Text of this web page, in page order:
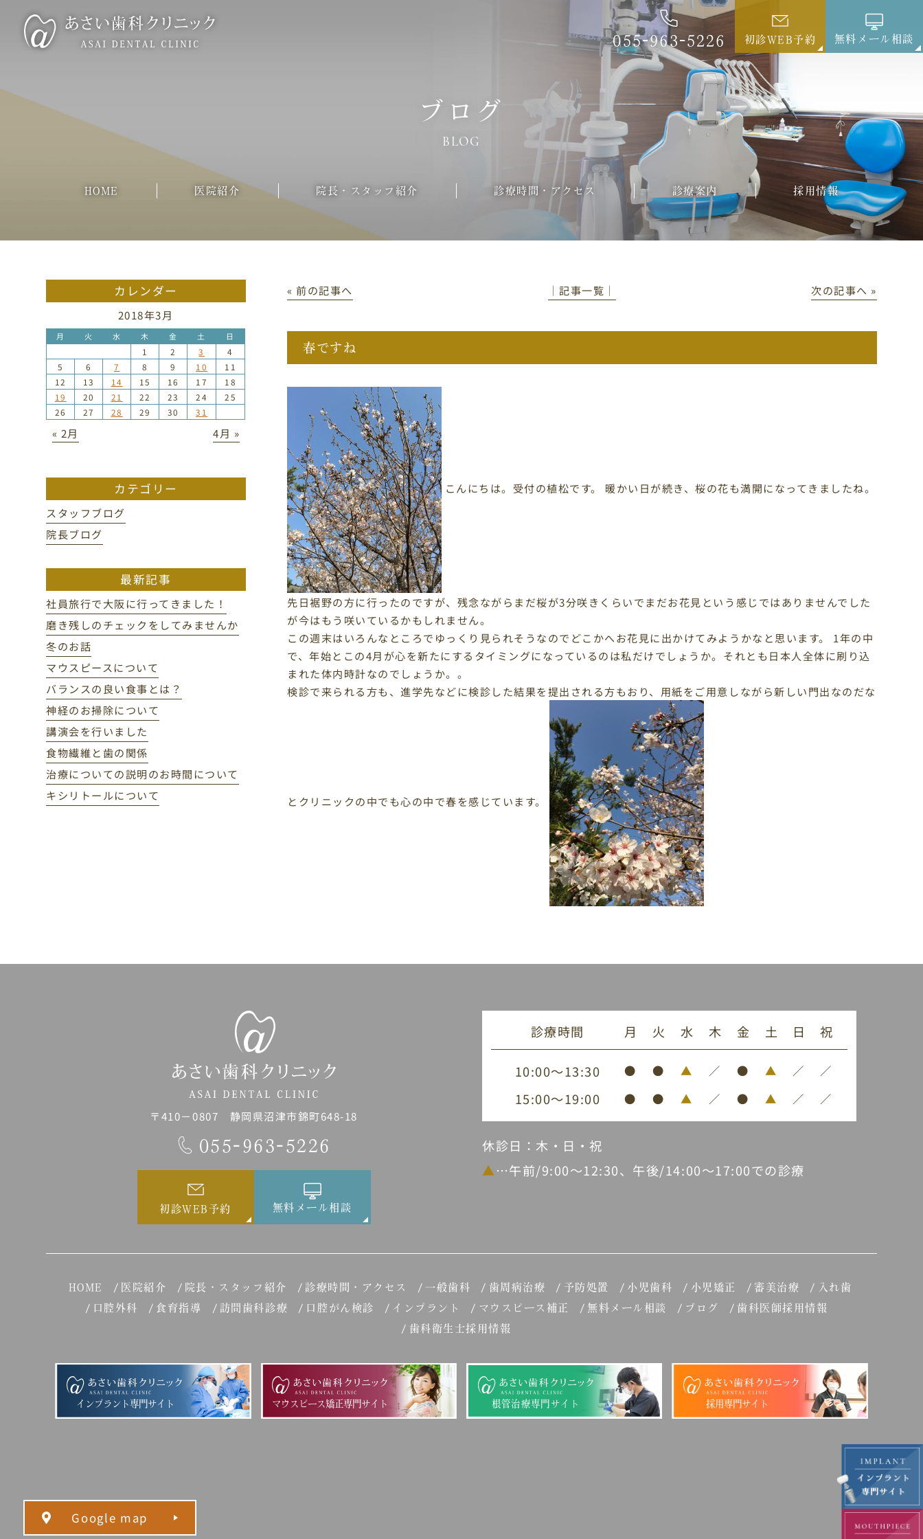
055-963-5226 初診WEB予約 無料メール相談
ブログ
BLOG
HOME 医院紹介 院長・スタッフ紹介 診療時間・アクセス 診療案内 採用情報
« 前の記事へ │記事一覧│ 次の記事へ »
春ですね
こんにちは。受付の植松です。 暖かい日が続き、桜の花も満開になってきましたね。
先日裾野の方に行ったのですが、残念ながらまだ桜が3分咲きくらいでまだお花見という感じではありませんでした
が今はもう咲いているかもしれません。
この週末はいろんなところでゆっくり見られそうなのでどこかへお花見に出かけてみようかなと思います。 1年の中
で、年始とこの4月が心を新たにするタイミングになっているのは私だけでしょうか。それとも日本人全体に刷り込
まれた体内時計なのでしょうか。。
検診で来られる方も、進学先などに検診した結果を提出される方もおり、用紙をご用意しながら新しい門出なのだな
とクリニックの中でも心の中で春を感じています。
カレンダー
2018年3月
月 火 水 木 金 土 日
1 2 3
4
5
6 7 8 9 10
11
12
13 14 15 16 17
18
19
20 21 22 23 24
25
26
27 28 29 30 31
« 2月 4月 »
カテゴリー
スタッフブログ
院長ブログ
最新記事
社員旅行で大阪に行ってきました！
磨き残しのチェックをしてみませんか
冬のお話
マウスピースについて
バランスの良い食事とは？
神経のお掃除について
講演会を行いました
食物繊維と歯の関係
治療についての説明のお時間について
キシリトールについて
〒410－0807 静岡県沼津市錦町648-18
055-963-5226
初診WEB予約 無料メール相談
診療時間 月 火 水 木 金 土 日 祝
10:00～13:30 ● ● ▲ ／ ● ▲ ／ ／
15:00～19:00 ● ● ▲ ／ ● ▲ ／ ／
休診日：木・日・祝
▲…午前/9:00～12:30、午後/14:00～17:00での診療
HOME 医院紹介 院長・スタッフ紹介 診療時間・アクセス 一般歯科 歯周病治療 予防処置 小児歯科 小児矯正 審美治療
入れ歯
口腔外科
食育指導 訪問歯科診療 口腔がん検診 インプラント マウスピース補正 無料メール相談 ブログ
歯科医師採用情報
歯科衛生士採用情報
インプラント専門サイト マウスピース矯正専門サイト 根管治療専門サイト 採用専門サイト
Google map